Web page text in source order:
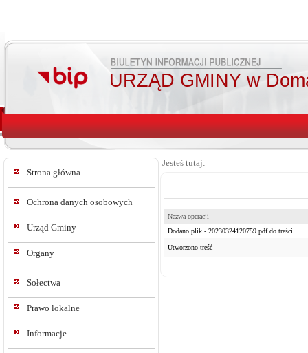
URZĄD GMINY w
Strona główna
Ochrona danych osobowych
Urząd Gminy
Organy
Sołectwa
Prawo lokalne
Informacje
Jesteś tutaj:
Nazwa operacji
Dodano plik - 20230324120759.pdf do treści
Utworzono treść